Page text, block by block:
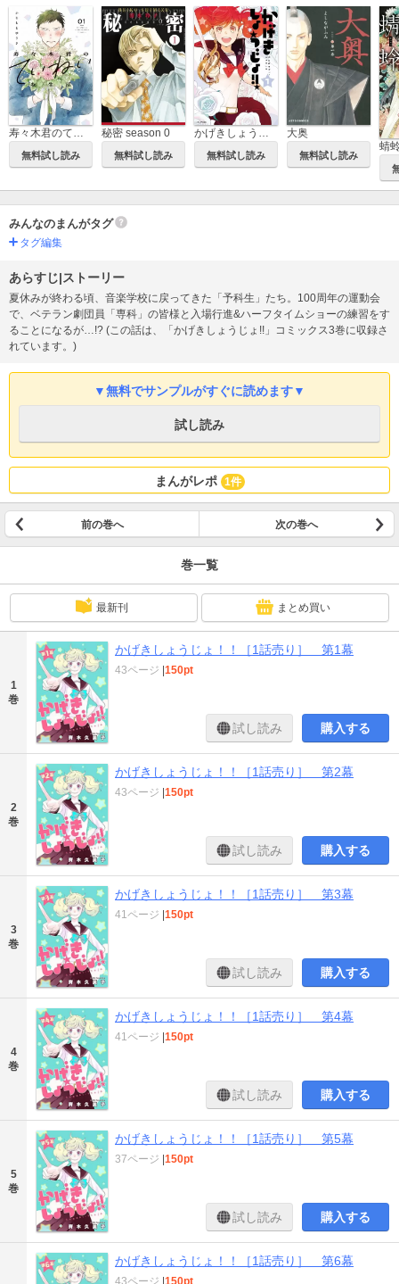
寿々木君のていねいな生活
無料試し読み
秘密 season 0
無料試し読み
かげきしょうじょ！！
無料試し読み
大奥
無料試し読み
蜻
みんなのまんがタグ
タグ編集
あらすじ|ストーリー
夏休みが終わる頃、音楽学校に戻ってきた「予科生」たち。100周年の運動会
で、ベテラン劇団員「専科」の皆様と入場行進&ハーフタイムショーの練習をす
ることになるが…!? (この話は、「かげきしょうじょ!!」コミックス3巻に収録さ
れています。)
▼無料でサンプルがすぐに読めます▼
試し読み
まんがレポ 1件
前の巻へ 次の巻へ
巻一覧
最新刊 まとめ買い
1
巻
かげきしょうじょ！！［1話売り］ 第1幕
43ページ |150pt
試し読み 購入する
2
巻
かげきしょうじょ！！［1話売り］ 第2幕
43ページ |150pt
試し読み 購入する
3
巻
かげきしょうじょ！！［1話売り］ 第3幕
41ページ |150pt
試し読み 購入する
4
巻
かげきしょうじょ！！［1話売り］ 第4幕
41ページ |150pt
試し読み 購入する
5
巻
かげきしょうじょ！！［1話売り］ 第5幕
37ページ |150pt
試し読み 購入する
かげきしょうじょ！！［1話売り］ 第6幕
43ページ |150pt